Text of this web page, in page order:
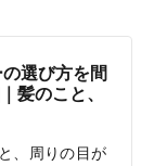
選び方を間
髪のこと、
、周りの目が